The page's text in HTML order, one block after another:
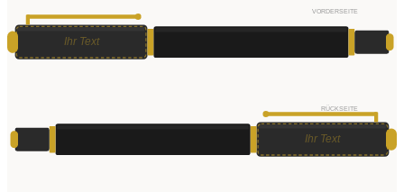
Ihr Text
VORDERSEITE
Ihr Text
RÜCKSEITE